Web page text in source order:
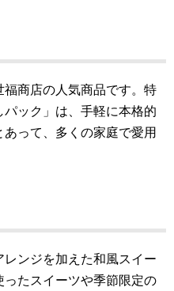
商店の人気商品です。特
ック」は、手軽に本格的
って、多くの家庭で愛用
ンジを加えた和風スイー
たスイーツや季節限定の